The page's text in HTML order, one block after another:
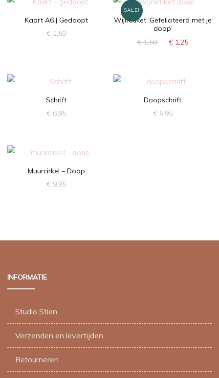
Kaart A6 | Gedoopt
€ 1,50
SALE!
Wijnetiket ‘Gefeliciteerd met je
doop’
€1,50
Oorspronkelijke
€1,25
Schrift
€ 6,95
Doopschrift
€ 6,95
Muurcirkel – Doop
€ 9,95
INFORMATIE
Studio Stien
Verzenden en levertijden
Retourneren